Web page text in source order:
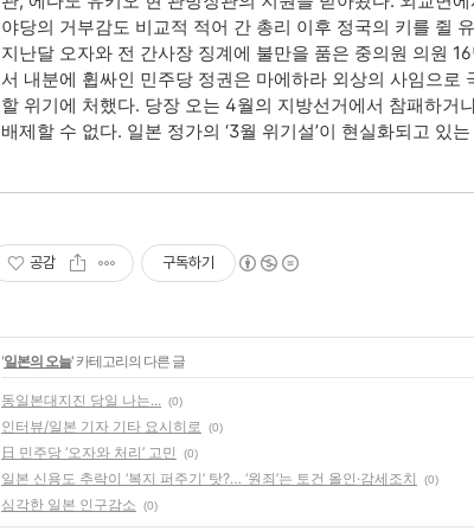
야당의 거부감도 비교적 적어 간 총리 이후 정국의 키를 쥘
지난달 오자와 전 간사장 징계에 불만을 품은 중의원 의원 16
서 내분에 휩싸인 민주당 정권은 마에하라 외상의 사임으로
할 위기에 처했다. 당장 오는 4월의 지방선거에서 참패하거
배제할 수 없다. 일본 정가의 ‘3월 위기설’이 현실화되고 있
공감 구독하기
'일본의 오늘' 카테고리의 다른 글
동일본대지진 당일 나는... (0)
인터뷰/일본 기자 기타 요시히로 (0)
日 민주당 ‘오자와 처리’ 고민 (0)
일본 신용도 추락이 ‘복지 퍼주기’ 탓?… ‘원죄’는 토건 올인·감세조치 (0)
심각한 일본 인구감소 (0)